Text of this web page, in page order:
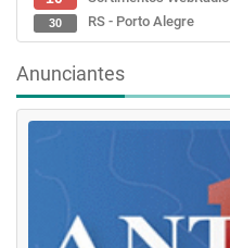
RS - Porto Alegre
30
Anunciantes